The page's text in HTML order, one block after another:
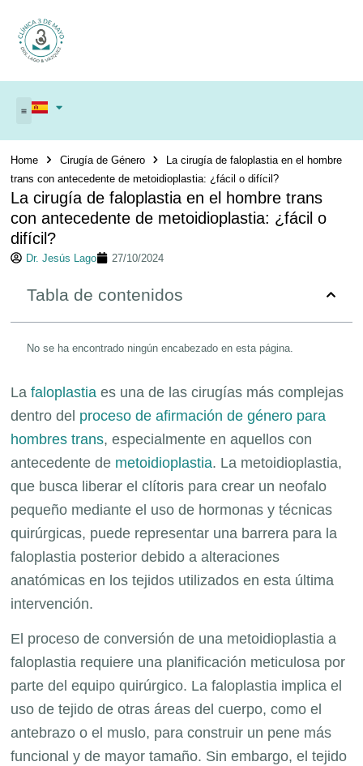
Home Cirugía de Género
La cirugía de faloplastia en el hombre
trans con antecedente de metoidioplastia: ¿fácil o difícil?
La cirugía de faloplastia en el hombre trans
con antecedente de metoidioplastia: ¿fácil o
difícil?
Dr. Jesús Lago 27/10/2024
Tabla de contenidos
No se ha encontrado ningún encabezado en esta página.
Lafaloplastia es una de las cirugías más complejas
dentro del proceso de afirmación de género para
hombres trans, especialmente en aquellos con
antecedente de metoidioplastia. La metoidioplastia,
que busca liberar el clítoris para crear un neofalo
pequeño mediante el uso de hormonas y técnicas
quirúrgicas, puede representar una barrera para la
faloplastia posterior debido a alteraciones
anatómicas en los tejidos utilizados en esta última
intervención.
El proceso de conversión de una metoidioplastia a
faloplastia requiere una planificación meticulosa por
parte del equipo quirúrgico. La faloplastia implica el
uso de tejido de otras áreas del cuerpo, como el
antebrazo o el muslo, para construir un pene más
funcional y de mayor tamaño. Sin embargo, el tejido